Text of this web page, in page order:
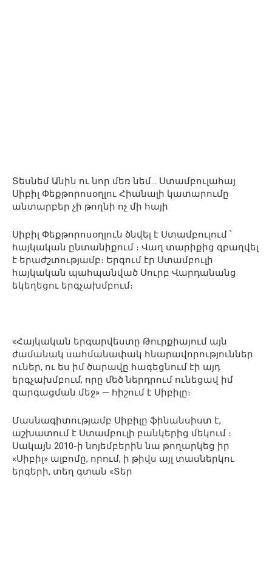
Տեսնեմ Անին ու նոր մեռ նեմ… Ստամբուլահայ
Սիբիլ Փեքթորոսօղլու Հիանալի կատարումը
անտարբեր չի թողնի ոչ մի հայի
Սիբիլ Փեքթորոսօղլուն ծնվել է Ստամբուլում ՝
հայկական ընտանիքում ։ Վաղ տարիքից զբաղվել
է երաժշտությամբ։ Երգում էր Ստամբուլի
հայկական պահպանված Սուրբ Վարդանանց
եկեղեցու երգչախմբում։
«Հայկական երգարվեստը Թուրքիայում այն
ժամանակ սահմանափակ հնարավորություններ
ուներ, ու ես իմ ծարավը հագեցնում էի այդ
երգչախմբում, որը մեծ ներդրում ունեցավ իմ
զարգացման մեջ» — հիշում է Սիբիլը։
Մասնագիտությամբ Սիբիլը ֆինանսիստ է,
աշխատում է Ստամբուլի բանկերից մեկում ։
Սակայն 2010-ի նոյեմբերին նա թողարկեց իր
«Սիբիլ» ալբոմը, որում, ի թիվս այլ տասներկու
երգերի, տեղ գտան «Տեր